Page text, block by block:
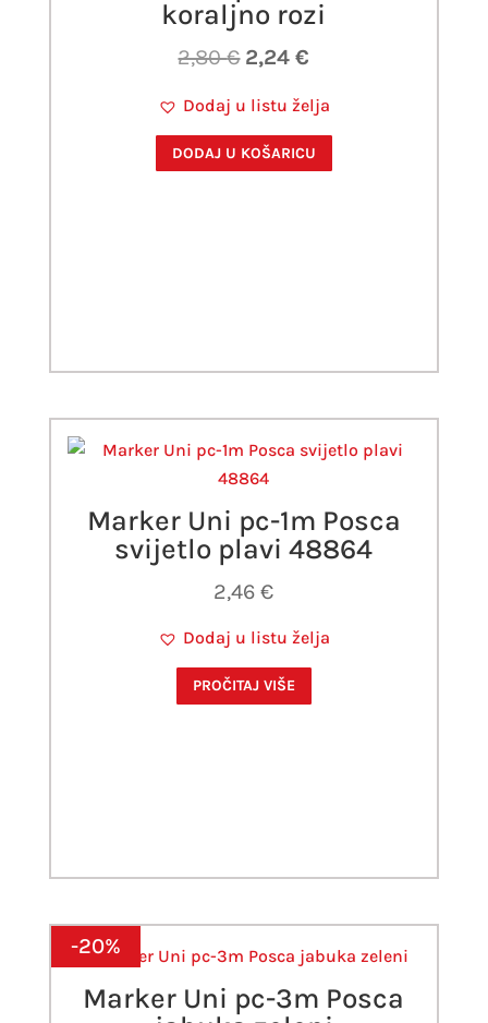
koraljno rozi
2,80€ Izvorna
bila
je:
2,80 €.
2,24€
je:
2,24 €.
Dodaj u listu želja
DODAJ U KOŠARICU
Marker Uni pc-1m Posca
svijetlo plavi 48864
2,46€
Dodaj u listu želja
PROČITAJ VIŠE
-20%
Marker Uni pc-3m Posca